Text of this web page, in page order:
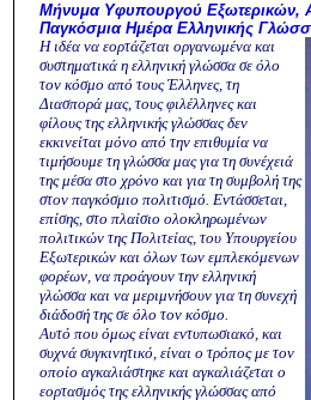
Μήνυμα Υφυπουργού Εξωτερικών,
Παγκόσμια Ημέρα Ελληνικής
Η ιδέα να εορτάζεται οργανωμένα και
συστηματικά η ελληνική γλώσσα σε όλο
τον κόσμο από τους Έλληνες, τη
Διασπορά μας, τους φιλέλληνες και
φίλους της ελληνικής γλώσσας δεν
εκκινείται μόνο από την επιθυμία να
τιμήσουμε τη γλώσσα μας για τη συνέχειά
της μέσα στο χρόνο και για τη συμβολή της
στον παγκόσμιο πολιτισμό. Εντάσσεται,
επίσης, στο πλαίσιο ολοκληρωμένων
πολιτικών της Πολιτείας, του Υπουργείου
Εξωτερικών και όλων των εμπλεκόμενων
φορέων, να προάγουν την ελληνική
γλώσσα και να μεριμνήσουν για τη συνεχή
διάδοσή της σε όλο τον κόσμο.
Αυτό που όμως είναι εντυπωσιακό, και
συχνά συγκινητικό, είναι ο τρόπος με τον
οποίο αγκαλιάστηκε και αγκαλιάζεται ο
εορτασμός της ελληνικής γλώσσας από